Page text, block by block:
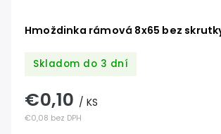
Hmoždinka rámová 8x65 bez
Skladom do 3 dní
€0,08 bez DPH
€0,10 / KS